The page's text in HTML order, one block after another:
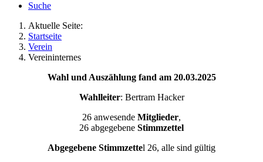
Suche
Aktuelle Seite:
Startseite
Verein
Vereininternes
Wahl und Auszählung fand am 20.03.2025
Wahlleiter: Bertram Hacker
26 anwesende Mitglieder,
26 abgegebene Stimmzettel
Abgegebene Stimmzettel 26, alle sind gültig